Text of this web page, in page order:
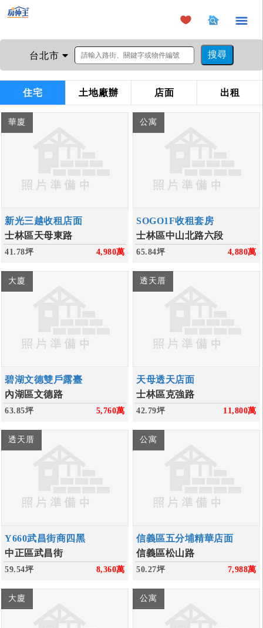
×
台北市
住宅 土地廠辦 店面 出租
華廈
新光三越收租店面
士林區天母東路
41.78坪 4,980萬
公寓
SOGO1F收租套房
士林區中山北路六段
65.84坪 4,880萬
大廈
碧湖文德雙戶露臺
內湖區文德路
63.85坪 5,760萬
透天厝
天母透天店面
士林區克強路
42.79坪 11,800萬
透天厝
Y660武昌街商四黑
中正區武昌街
59.54坪 8,360萬
公寓
信義區五分埔精華店面
信義區松山路
50.27坪 7,988萬
大廈 公寓